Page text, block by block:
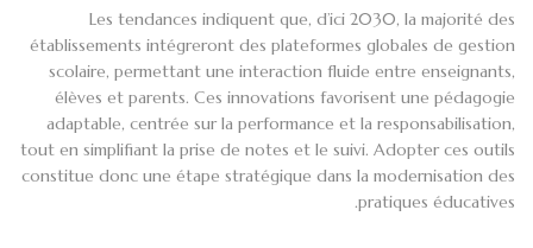
Les tendances indiquent que, d’ici 2030, la majorité des
établissements intégreront des plateformes globales de gestion
scolaire, permettant une interaction fluide entre enseignants,
élèves et parents. Ces innovations favorisent une pédagogie
adaptable, centrée sur la performance et la responsabilisation,
tout en simplifiant la prise de notes et le suivi. Adopter ces outils
constitue donc une étape stratégique dans la modernisation des
pratiques éducatives.